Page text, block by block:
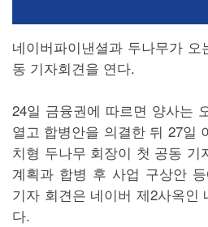
네이버파이낸셜과 두나무가
동 기자회견을 연다.
24일 금융권에 따르면 양사는
열고 합병안을 의결한 뒤 27일
치형 두나무 회장이 첫 공동 기
계획과 합병 후 사업 구상안
기자 회견은 네이버 제2사옥인
다.